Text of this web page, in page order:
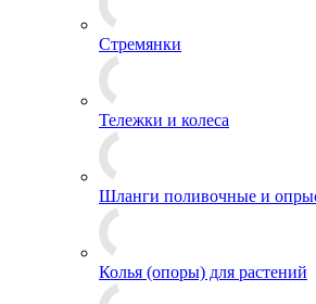
Стремянки
Тележки и колеса
Шланги поливочные и
Колья (опоры) для растений